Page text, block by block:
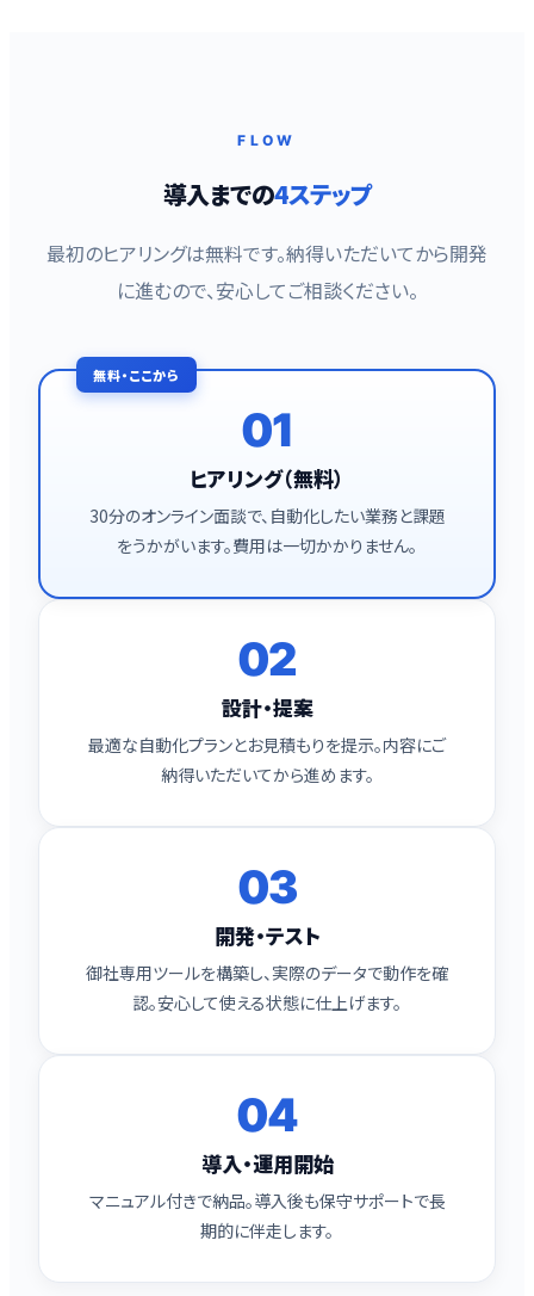
FLOW
導入までの4ステップ
最初のヒアリングは無料です。納得いただいてから開発
に進むので、安心してご相談ください。
01
ヒアリング（無料）
30分のオンライン面談で、自動化したい業務と課題
をうかがいます。費用は一切かかりません。
02
設計・提案
最適な自動化プランとお見積もりを提示。内容にご
納得いただいてから進めます。
03
開発・テスト
御社専用ツールを構築し、実際のデータで動作を確
認。安心して使える状態に仕上げます。
04
導入・運用開始
マニュアル付きで納品。導入後も保守サポートで長
期的に伴走します。